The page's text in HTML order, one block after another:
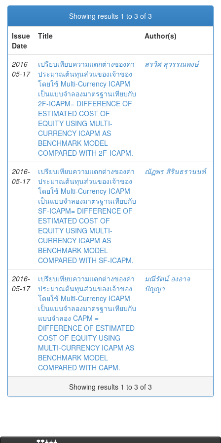
Showing results 1 to 3 of 3
Issue
Date
Title Author(s)
2016-
05-17
เปรียบเทียบความแตกต่างของค่า
ประมาณต้นทุนส่วนของเจ้าของ
โดยใช้ Multi-Currency ICAPM
เป็นแบบจำลองมาตรฐานเทียบกับ
2F-ICAPM= DIFFERENCE OF
ESTIMATED COST OF
EQUITY USING MULTI-
CURRENCY ICAPM AS
BENCHMARK MODEL
COMPARED WITH 2F-ICAPM.
สรวิศ สุวรรณพงษ์
2016-
05-17
เปรียบเทียบความแตกต่างของค่า
ประมาณต้นทุนส่วนของเจ้าของ
โดยใช้ Multi-Currency ICAPM
เป็นแบบจำลองมาตรฐานเทียบกับ
SF-ICAPM= DIFFERENCE OF
ESTIMATED COST OF
EQUITY USING MULTI-
CURRENCY ICAPM AS
BENCHMARK MODEL
COMPARED WITH SF-ICAPM.
ณัฏพร สิรินธรานนท์
2016-
05-17
เปรียบเทียบความแตกต่างของค่า
ประมาณต้นทุนส่วนของเจ้าของ
โดยใช้ Multi-Currency ICAPM
เป็นแบบจำลองมาตรฐานเทียบกับ
แบบจำลอง CAPM =
DIFFERENCE OF ESTIMATED
COST OF EQUITY USING
MULTI-CURRENCY ICAPM AS
BENCHMARK MODEL
COMPARED WITH CAPM.
มณีรัตน์ องอาจ
ปัญญา
Showing results 1 to 3 of 3